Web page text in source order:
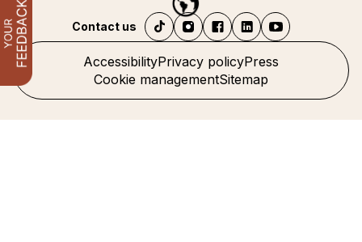
AccessibilityPrivacy policyPress
Cookie managementSitemap
Contact us